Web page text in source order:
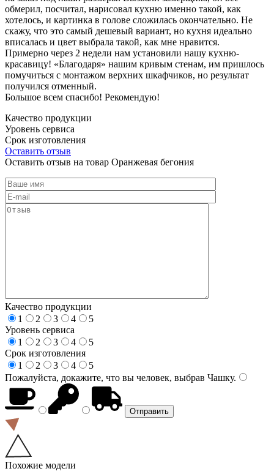
обмерил, посчитал, нарисовал кухню именно такой, как
хотелось, и картинка в голове сложилась окончательно. Не
скажу, что это самый дешевый вариант, но кухня идеально
вписалась и цвет выбрала такой, как мне нравится.
Примерно через 2 недели нам установили нашу кухню-
красавицу! «Благодаря» нашим кривым стенам, им пришлось
помучиться с монтажом верхних шкафчиков, но результат
получился отменный.
Большое всем спасибо! Рекомендую!
Качество продукции
Уровень сервиса
Срок изготовления
Оставить отзыв
Оставить отзыв на товар Оранжевая бегония
Качество продукции
1
2 3 4
5
Уровень сервиса
1
2 3 4
5
Срок изготовления
1
2 3 4
5
Пожалуйста, докажите, что вы человек, выбрав Чашку.
Похожие модели